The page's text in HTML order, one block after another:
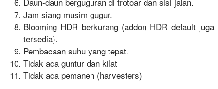
Jam siang musim gugur.
Blooming HDR berkurang (addon HDR default juga
tersedia).
Pembacaan suhu yang tepat.
Tidak ada guntur dan kilat
Tidak ada pemanen (harvesters)